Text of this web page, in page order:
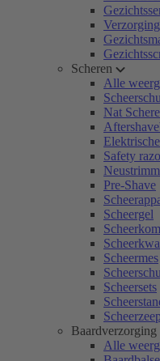
Scheren
Alle
Nat
Safety
Pre-Shave
Scheergel
Scheerkom
Scheermes
Scheersets
Baardverzorging
Alle